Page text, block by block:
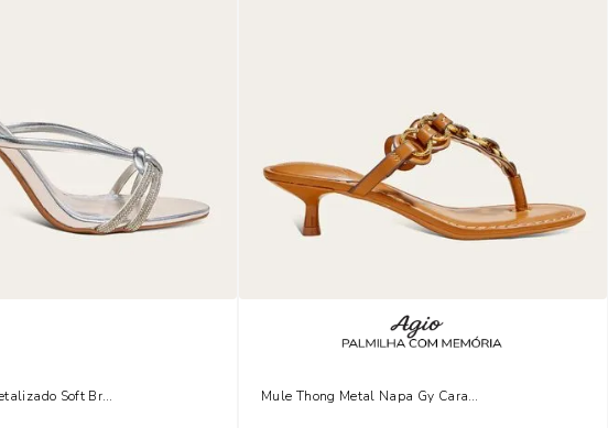
Soft Brilho Strass Salto Fino PrataMule Thong Metal Napa Gy Caramelo Safari Salto Fino